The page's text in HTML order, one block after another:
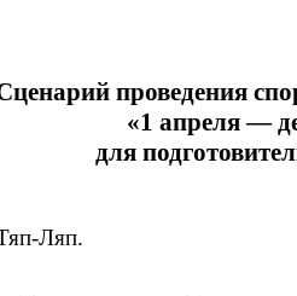
проведения
«1 апреля —
для
Ляп.